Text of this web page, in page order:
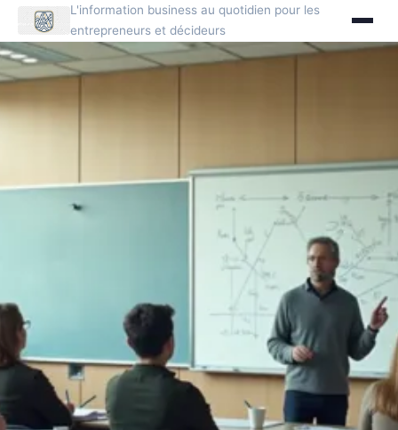
L'information business au quotidien pour les
entrepreneurs et décideurs